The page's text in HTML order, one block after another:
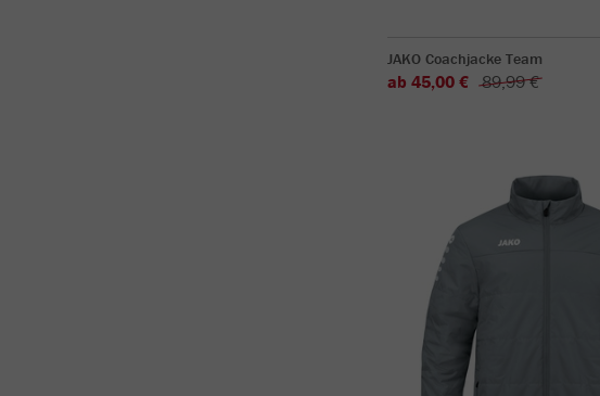
JAKO Coachjacke Team
ab 45,00 € 89,99 €